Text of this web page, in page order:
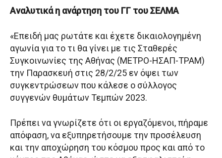
Αναλυτικά η ανάρτηση του ΓΓ του ΣΕΛΜΑ
«Επειδή μας ρωτάτε και έχετε δικαιολογημένη
αγωνία για το τι θα γίνει με τις Σταθερές
Συγκοινωνίες της Αθήνας (ΜΕΤΡΟ-ΗΣΑΠ-ΤΡΑΜ)
την Παρασκευή στις 28/2/25 εν όψει των
συγκεντρώσεων που κάλεσε ο σύλλογος
συγγενών θυμάτων Τεμπών 2023.
Πρέπει να γνωρίζετε ότι οι εργαζόμενοι, πήραμε
απόφαση, να εξυπηρετήσουμε την προσέλευση
και την αποχώρηση του κόσμου προς και από το